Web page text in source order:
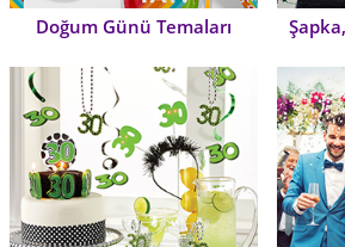
Doğum Günü Temaları